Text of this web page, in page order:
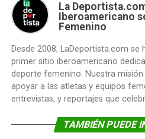
La
Iberoamericano
Femenino
Desde 2008, LaDeportista.com se
primer sitio iberoamericano
deporte femenino. Nuestra
apoyar a las atletas y equipos
entrevistas, y reportajes que
TAMBIÉN PUEDE